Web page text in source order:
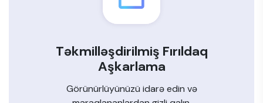
Təkmilləşdirilmiş Fırıldaq
Aşkarlama
Görünürlüyünüzü idarə edin və